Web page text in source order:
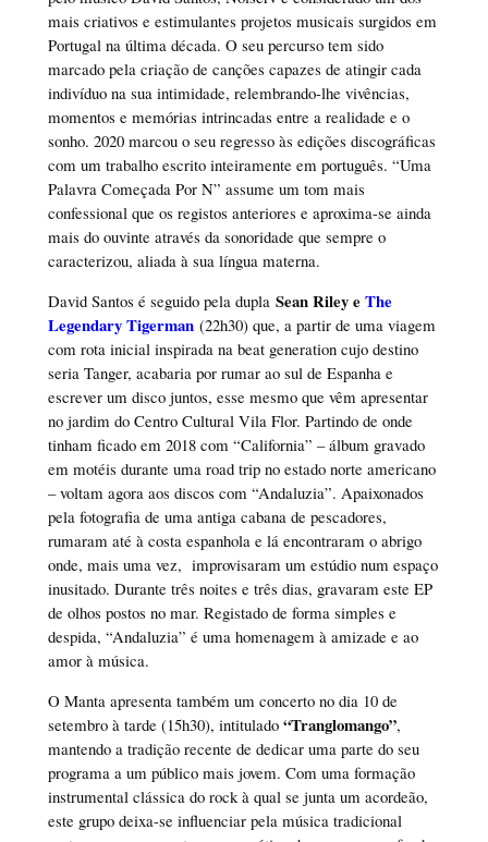
mais criativos e estimulantes projetos musicais surgidos em
Portugal na última década. O seu percurso tem sido
marcado pela criação de canções capazes de atingir cada
indivíduo na sua intimidade, relembrando-lhe vivências,
momentos e memórias intrincadas entre a realidade e o
sonho. 2020 marcou o seu regresso às edições discográficas
com um trabalho escrito inteiramente em português. “Uma
Palavra Começada Por N” assume um tom mais
confessional que os registos anteriores e aproxima-se ainda
mais do ouvinte através da sonoridade que sempre o
caracterizou, aliada à sua língua materna.
David Santos é seguido pela dupla Sean Riley eThe
Legendary Tigerman (22h30) que, a partir de uma viagem
com rota inicial inspirada na beat generation cujo destino
seria Tanger, acabaria por rumar ao sul de Espanha e
escrever um disco juntos, esse mesmo que vêm apresentar
no jardim do Centro Cultural Vila Flor. Partindo de onde
tinham ficado em 2018 com “California” – álbum gravado
em motéis durante uma road trip no estado norte americano
– voltam agora aos discos com “Andaluzia”. Apaixonados
pela fotografia de uma antiga cabana de pescadores,
rumaram até à costa espanhola e lá encontraram o abrigo
onde, mais uma vez, improvisaram um estúdio num espaço
inusitado. Durante três noites e três dias, gravaram este EP
de olhos postos no mar. Registado de forma simples e
despida, “Andaluzia” é uma homenagem à amizade e ao
amor à música.
O Manta apresenta também um concerto no dia 10 de
setembro à tarde (15h30), intitulado “Tranglomango”,
mantendo a tradição recente de dedicar uma parte do seu
programa a um público mais jovem. Com uma formação
instrumental clássica do rock à qual se junta um acordeão,
este grupo deixa-se influenciar pela música tradicional